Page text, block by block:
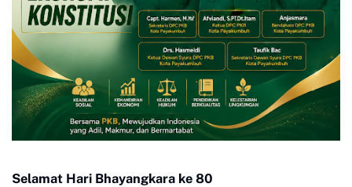
Selamat Hari Bhayangkara ke 80